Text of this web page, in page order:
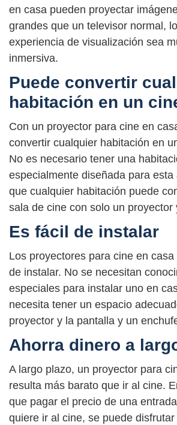
en casa pueden proyectar
grandes que un televisor normal,
experiencia de visualización sea
inmersiva.
Puede convertir
habitación en un
Con un proyector para cine en
convertir cualquier habitación en
No es necesario tener una
especialmente diseñada para esta
que cualquier habitación puede
sala de cine con solo un proyector
Es fácil de instalar
Los proyectores para cine en
de instalar. No se necesitan
especiales para instalar uno en
necesita tener un espacio
proyector y la pantalla y un
Ahorra dinero a
A largo plazo, un proyector para
resulta más barato que ir al cine.
que pagar el precio de una
quiere ir al cine, se puede